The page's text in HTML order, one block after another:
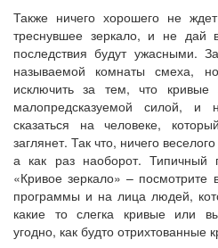
Также ничего хорошего не
треснувшее зеркало, и не дай
последствия будут ужасными.
называемой комнаты смеха,
исключить за тем, что
малопредсказуемой силой, и
сказаться на человеке,
заглянет. Так что, ничего
а как раз наоборот. Типичный
«Кривое зеркало» – посмотрите
программы и на лица людей,
какие то слегка кривые или
угодно, как будто отрихтованные